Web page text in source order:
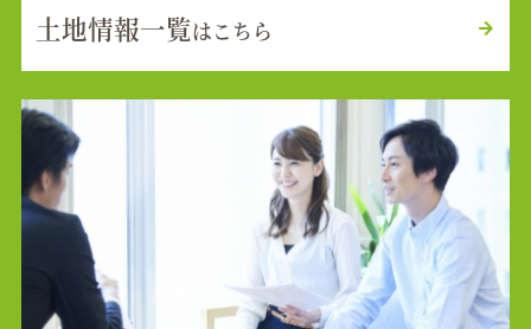
土地情報一覧はこちら